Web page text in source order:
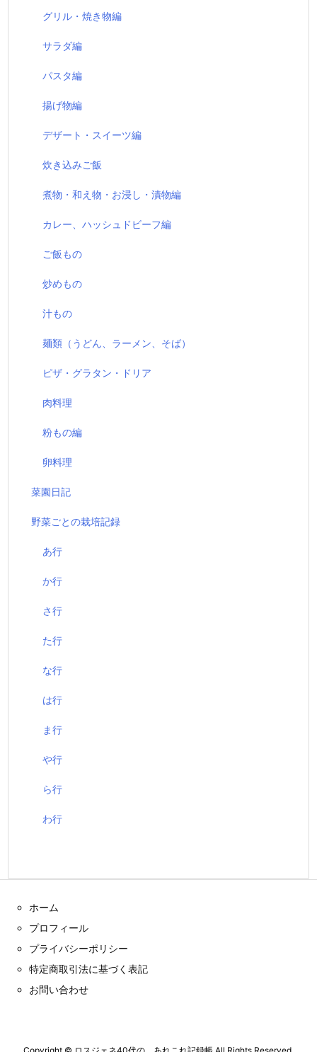
グリル・焼き物編
サラダ編
パスタ編
揚げ物編
デザート・スイーツ編
炊き込みご飯
煮物・和え物・お浸し・漬物編
カレー、ハッシュドビーフ編
ご飯もの
炒めもの
汁もの
麺類（うどん、ラーメン、そば）
ピザ・グラタン・ドリア
肉料理
粉もの編
卵料理
菜園日記
野菜ごとの栽培記録
あ行
か行
さ行
た行
な行
は行
ま行
や行
ら行
わ行
ホーム
プロフィール
プライバシーポリシー
特定商取引法に基づく表記
お問い合わせ